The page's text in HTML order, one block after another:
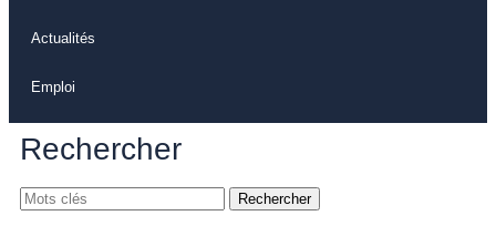
Actualités
Emploi
Rechercher
Rechercher